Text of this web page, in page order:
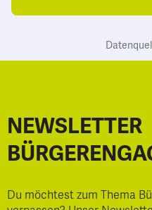
NEWSLETTER
Du möchtest zum Thema